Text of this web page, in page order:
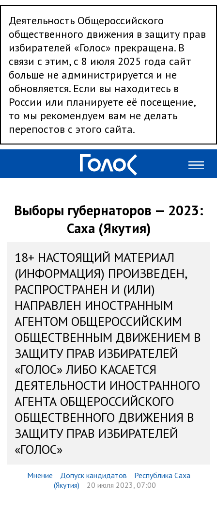
Деятельность Общероссийского
общественного движения в защиту прав
избирателей «Голос» прекращена. В
связи с этим, с 8 июля 2025 года сайт
больше не администрируется и не
обновляется. Если вы находитесь в
России или планируете её посещение,
то мы рекомендуем вам не делать
перепостов с этого сайта.
Выборы губернаторов — 2023:
Саха (Якутия)
18+ НАСТОЯЩИЙ МАТЕРИАЛ
(ИНФОРМАЦИЯ) ПРОИЗВЕДЕН,
РАСПРОСТРАНЕН И (ИЛИ)
НАПРАВЛЕН ИНОСТРАННЫМ
АГЕНТОМ ОБЩЕРОССИЙСКИМ
ОБЩЕСТВЕННЫМ ДВИЖЕНИЕМ В
ЗАЩИТУ ПРАВ ИЗБИРАТЕЛЕЙ
«ГОЛОС» ЛИБО КАСАЕТСЯ
ДЕЯТЕЛЬНОСТИ ИНОСТРАННОГО
АГЕНТА ОБЩЕРОССИЙСКОГО
ОБЩЕСТВЕННОГО ДВИЖЕНИЯ В
ЗАЩИТУ ПРАВ ИЗБИРАТЕЛЕЙ
«ГОЛОС»
Мнение Допуск кандидатов
Республика Саха
(Якутия)
20 июля 2023, 07:00